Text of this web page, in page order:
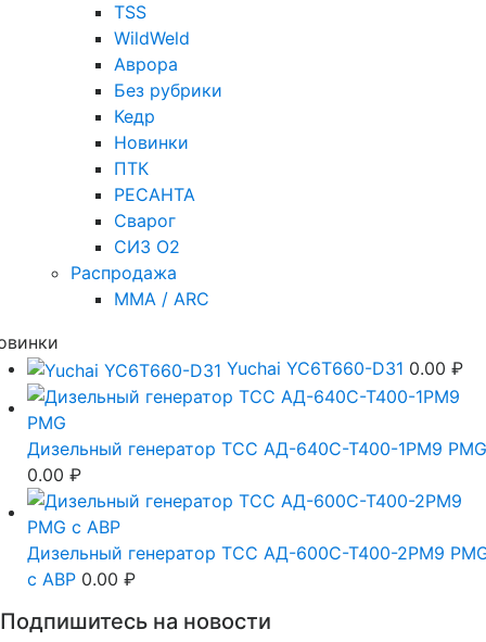
TSS
WildWeld
Аврора
Без рубрики
Кедр
Новинки
ПТК
РЕСАНТА
Сварог
СИЗ О2
Распродажа
MMA / ARC
Yuchai YC6T660-D31 0.00 ₽
Дизельный генератор ТСС АД-640С-Т400-1РМ9 PMG
0.00 ₽
Дизельный генератор ТСС АД-600С-Т400-2РМ9
c АВР 0.00 ₽
Подпишитесь на новости